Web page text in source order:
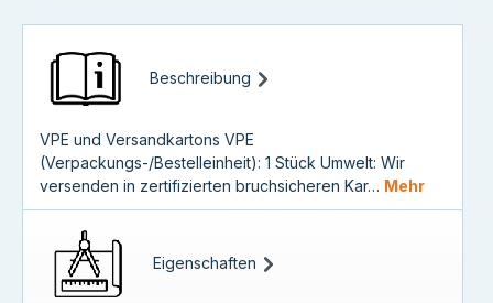
Beschreibung
VPE und Versandkartons VPE
(Verpackungs-/Bestelleinheit): 1 Stück Umwelt: Wir
versenden in zertifizierten bruchsicheren Kar… Mehr
Eigenschaften